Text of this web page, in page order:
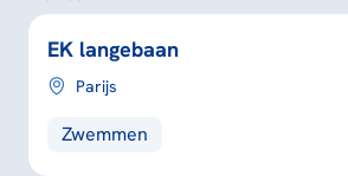
EK langebaan
Parijs
Zwemmen